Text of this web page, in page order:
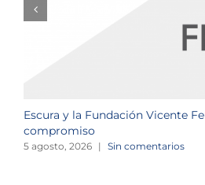
Escura y la Fundación Vicente
compromiso
5 agosto, 2026 | Sin comentarios